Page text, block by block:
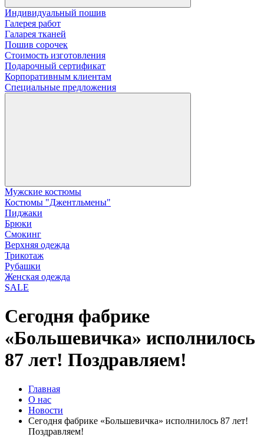
Индивидуальный пошив
Галерея работ
Галарея тканей
Пошив сорочек
Стоимость изготовления
Подарочный сертификат
Корпоративным клиентам
Специальные предложения
Мужские костюмы
Костюмы "Джентльмены"
Пиджаки
Брюки
Смокинг
Верхняя одежда
Трикотаж
Рубашки
Женская одежда
SALE
Сегодня фабрике
«Большевичка» исполнилось
87 лет! Поздравляем!
Главная
О нас
Новости
Сегодня фабрике «Большевичка» исполнилось 87 лет!
Поздравляем!